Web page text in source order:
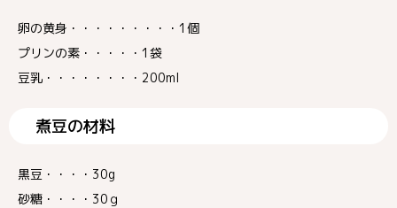
卵の黄身・・・・・・・・・1個
プリンの素・・・・・1袋
豆乳・・・・・・・・200ml
煮豆の材料
黒豆・・・・30g
砂糖・・・・30ｇ